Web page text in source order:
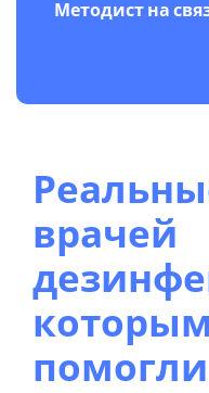
Методист на
врачей